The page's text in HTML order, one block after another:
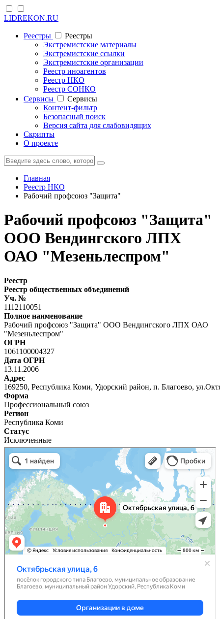
LIDREKON.RU
Реестры
Реестры
Экстремистские материалы
Экстремистские ссылки
Экстремистские организации
Реестр иноагентов
Реестр НКО
Реестр СОНКО
Cервисы
Cервисы
Контент-фильтр
Безопасный поиск
Версия сайта для слабовидящих
Скрипты
О проекте
Главная
Реестр НКО
Рабочий профсоюз "Защита"
Рабочий профсоюз "Защита"
ООО Вендингского ЛПХ
ОАО "Мезеньлеспром"
Реестр
Реестр общественных объединений
Уч. №
1112110051
Полное наименование
Рабочий профсоюз "Защита" ООО Вендингского ЛПХ ОАО
"Мезеньлеспром"
ОГРН
1061100004327
Дата ОГРН
13.11.2006
Адрес
169250, Республика Коми, Удорский район, п. Благоево,
Форма
Профессиональный союз
Регион
Республика Коми
Статус
Исключенные